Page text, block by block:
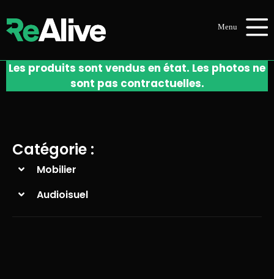
Les produits sont vendus en état. Les photos ne
sont pas contractuelles.
Catégorie :
Mobilier
Audioisuel